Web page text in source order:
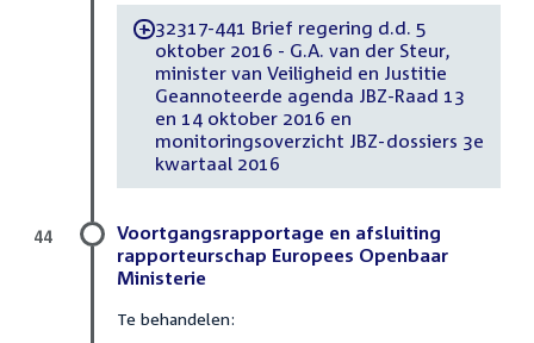
-32317-441 Brief regering d.d. 5
oktober 2016 - G.A. van der Steur,
minister van Veiligheid en Justitie
Geannoteerde agenda JBZ-Raad 13
en 14 oktober 2016 en
monitoringsoverzicht JBZ-dossiers 3e
kwartaal 2016
Voortgangsrapportage en afsluiting
rapporteurschap Europees Openbaar
Ministerie
Te behandelen:
44